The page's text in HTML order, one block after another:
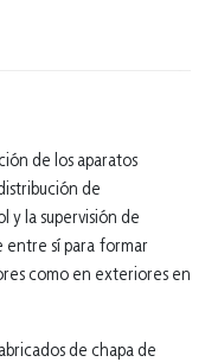
de los aparatos
de
la supervisión de
entre sí para formar
como en exteriores en
de chapa de